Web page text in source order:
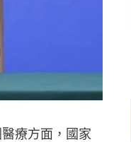
療方面，國家